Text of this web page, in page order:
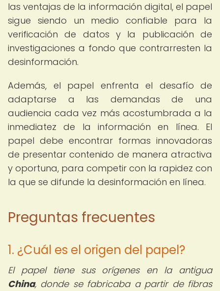
las ventajas de la información digital, el papel
sigue siendo un medio confiable para la
verificación de datos y la publicación de
investigaciones a fondo que contrarresten la
desinformación.
Además, el papel enfrenta el desafío de
adaptarse a las demandas de una
audiencia cada vez más acostumbrada a la
inmediatez de la información en línea. El
papel debe encontrar formas innovadoras
de presentar contenido de manera atractiva
y oportuna, para competir con la rapidez con
la que se difunde la desinformación en línea.
Preguntas frecuentes
1. ¿Cuál es el origen del papel?
El papel tiene sus orígenes en la antigua
China, donde se fabricaba a partir de fibras